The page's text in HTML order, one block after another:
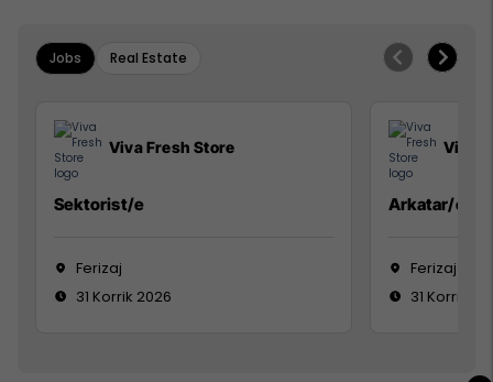
Jobs Real Estate
Viva Fresh Store
Sektorist/e
Ferizaj
31 Korrik 2026
Viva
Arkatar/e
Ferizaj
31 Korrik